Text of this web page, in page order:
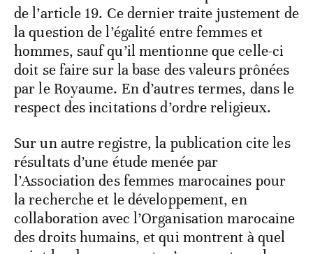
de l’article 19. Ce dernier traite justement de
la question de l’égalité entre femmes et
hommes, sauf qu’il mentionne que celle-ci
doit se faire sur la base des valeurs prônées
par le Royaume. En d’autres termes, dans le
respect des incitations d’ordre religieux.
Sur un autre registre, la publication cite les
résultats d’une étude menée par
l’Association des femmes marocaines pour
la recherche et le développement, en
collaboration avec l’Organisation marocaine
des droits humains, et qui montrent à quel